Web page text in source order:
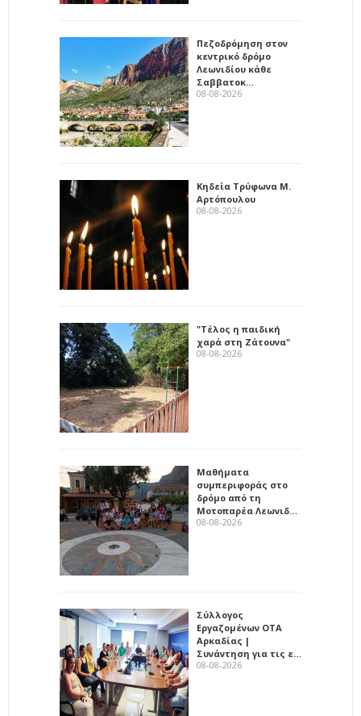
Πεζοδρόμηση στον
κεντρικό δρόμο
Λεωνιδίου κάθε
Σαββατοκ…
08-08-2026
Κηδεία Τρύφωνα Μ.
Αρτόπουλου
08-08-2026
"Τέλος η παιδική
χαρά στη Ζάτουνα"
08-08-2026
Μαθήματα
συμπεριφοράς στο
δρόμο από τη
Μοτοπαρέα Λεωνιδ…
08-08-2026
Σύλλογος
Εργαζομένων ΟΤΑ
Αρκαδίας |
Συνάντηση για τις ε…
08-08-2026